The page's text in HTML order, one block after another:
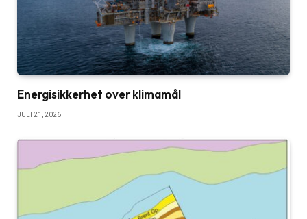
Energisikkerhet over klimamål
JULI 21, 2026